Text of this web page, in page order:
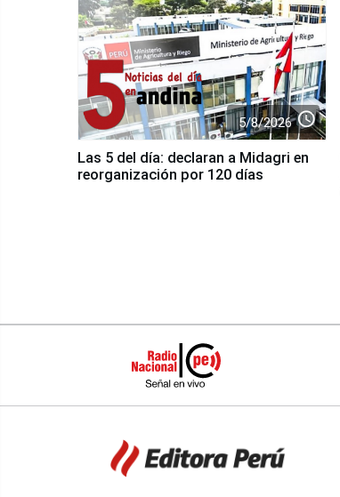
5/8/2026 access_time
Las 5 del día: declaran a Midagri en
reorganización por 120 días